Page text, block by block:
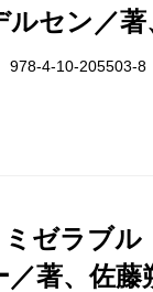
ルセン／著
978-4-10-
ゼラブル
／著、佐藤